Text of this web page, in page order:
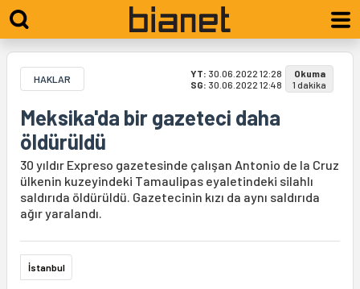
HAKLAR YT: 30.06.2022 12:28
SG: 30.06.2022 12:48
Okuma
1 dakika
Meksika'da bir gazeteci daha
öldürüldü
30 yıldır Expreso gazetesinde çalışan Antonio de la Cruz
ülkenin kuzeyindeki Tamaulipas eyaletindeki silahlı
saldırıda öldürüldü. Gazetecinin kızı da aynı saldırıda
ağır yaralandı.
İstanbul